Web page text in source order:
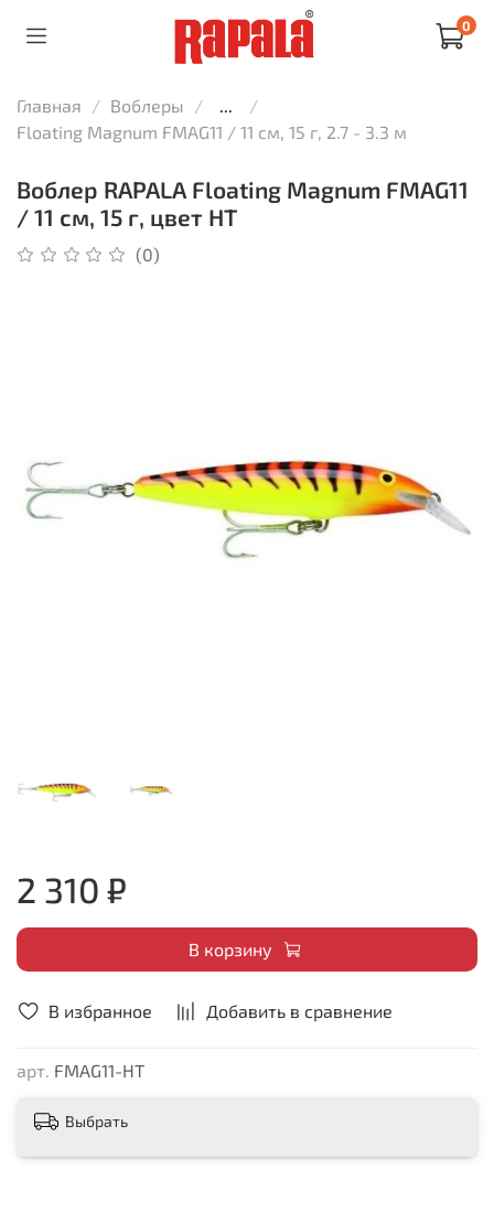
0
Главная Воблеры
...
Floating Magnum FMAG11 / 11 см, 15 г, 2.7 - 3.3 м
Воблер RAPALA Floating Magnum FMAG11
/ 11 см, 15 г, цвет HT
(0)
В избранное Добавить в сравнение
арт. FMAG11-HT
2 310 ₽
В корзину
Выбрать